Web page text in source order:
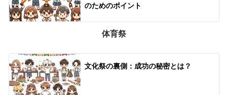
のためのポイント
体育祭
文化祭の裏側：成功の秘密とは？